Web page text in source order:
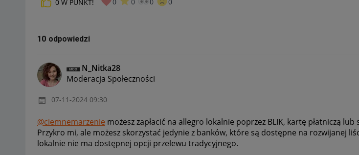
0 W PUNKT!
10 odpowiedzi
N_Nitka28
Moderacja Społeczności
‎07-11-2024 09:30
@ciemnemarzenie możesz zapłacić na allegro lokalnie poprzez BLIK, kartę płatniczą lub
Przykro mi, ale możesz skorzystać jedynie z banków, które są dostępne na rozwijanej
lokalnie nie ma dostępnej opcji przelewu tradycyjnego.